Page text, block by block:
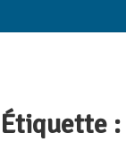
Étiquette :